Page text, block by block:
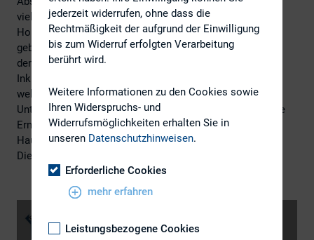
vielschichtig und geben Anlass zur Diskussion. Angelika
Horstmeier und Sandro Barbato von Alliance Advisors
geben uns Einblicke in die Hauptversammlungen, die seit
dem 1. Februar stattgefunden haben, also seit dem
Inkrafttreten der neuen ISS Richtlinien. Sie zeigen auf,
welche Maßnahmen Erfolg versprechen und was
Unternehmen vermeiden sollten, um die Chancen auf eine
Erneuerung der Genehmigung zur Abhaltung virtueller
Hauptversammlungen zu erhöhen.
Die Präsentation als Download finden Sie
jederzeit widerrufen, ohne dass die
Rechtmäßigkeit der aufgrund der Einwilligung
bis zum Widerruf erfolgten Verarbeitung
berührt wird.
Weitere Informationen zu den Cookies sowie
Ihren Widerspruchs- und
Widerrufsmöglichkeiten erhalten Sie in
unseren Datenschutzhinweisen.
Erforderliche Cookies
mehr erfahren
Leistungsbezogene Cookies